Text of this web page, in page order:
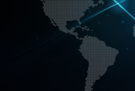
led, Topledworld, top led world, top
économie énergie, edf, lumière,